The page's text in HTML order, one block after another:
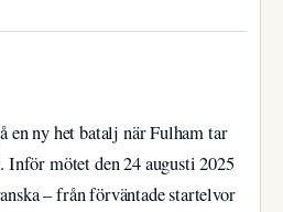
en ny het batalj när Fulham tar
Inför mötet den 24 augusti 2025
– från förväntade startelvor